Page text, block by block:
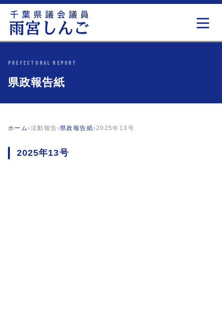
PREFECTURAL REPORT
県政報告紙
ホーム›活動報告›県政報告紙›2025年13号
2025年13号